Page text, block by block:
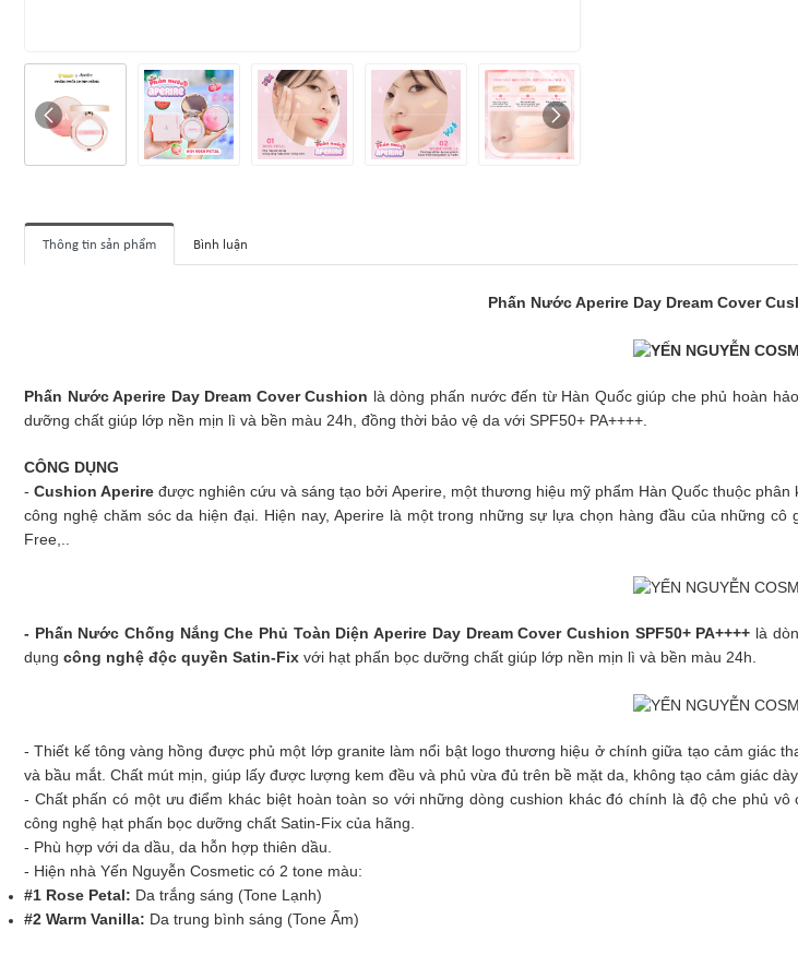
Thông tin sản phẩm Bình luận
Phấn Nước Aperire Day Dream Cover
Phấn Nước Aperire Day Dream Cover Cushion là dòng phấn nước đến từ Hàn Quốc giúp che phủ hoàn
dưỡng chất giúp lớp nền mịn lì và bền màu 24h, đồng thời bảo vệ da với SPF50+ PA++++.
CÔNG DỤNG
-Cushion Aperiređược nghiên cứu và sáng tạo bởi Aperire, một thương hiệu mỹ phẩm Hàn Quốc thuộc
công nghệ chăm sóc da hiện đại. Hiện nay, Aperire là một trong những sự lựa chọn hàng đầu của những
Free,..
- Phấn Nước Chống Nắng Che Phủ Toàn Diện Aperire Day Dream Cover Cushion SPF50+ PA++++ là
dụng công nghệ độc quyền Satin-Fix với hạt phấn bọc dưỡng chất giúp lớp nền mịn lì và bền màu 24h.
- Thiết kế tông vàng hồng được phủ một lớp granite làm nổi bật logo thương hiệu ở chính giữa tạo cảm giác
và bầu mắt. Chất mút mịn, giúp lấy được lượng kem đều và phủ vừa đủ trên bề mặt da, không tạo cảm giác
- Chất phấn có một ưu điểm khác biệt hoàn toàn so với những dòng cushion khác đó chính là độ che phủ
công nghệ hạt phấn bọc dưỡng chất Satin-Fix của hãng.
- Phù hợp với da dầu, da hỗn hợp thiên dầu.
- Hiện nhà Yến Nguyễn Cosmetic có 2 tone màu:
#1 Rose Petal: Da trắng sáng (Tone Lạnh)
#2 Warm Vanilla: Da trung bình sáng (Tone Ấm)